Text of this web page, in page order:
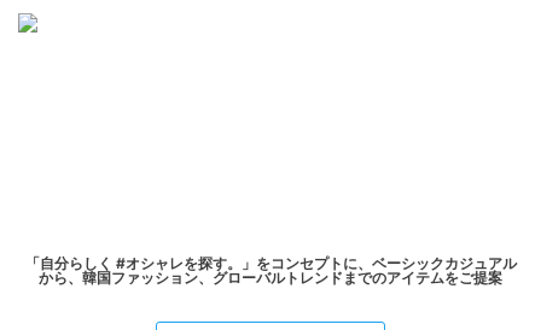
「自分らしく #オシャレを探す。」をコンセプトに、ベーシックカジュアル